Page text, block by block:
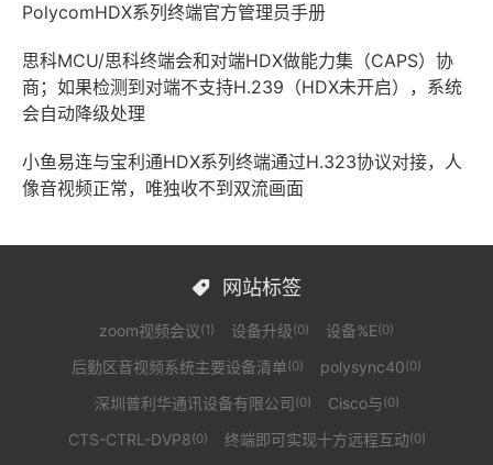
PolycomHDX系列终端官方管理员手册
思科MCU/思科终端会和对端HDX做能力集（CAPS）协
商；如果检测到对端不支持H.239（HDX未开启），系统
会自动降级处理
小鱼易连与宝利通HDX系列终端通过H.323协议对接，人
像音视频正常，唯独收不到双流画面
 网站标签
zoom视频会议(1) 设备升级(0) 设备%E(0)
后勤区音视频系统主要设备清单(0) polysync40(0)
深圳普利华通讯设备有限公司(0) Cisco与(0)
CTS-CTRL-DVP8(0) 终端即可实现十方远程互动(0)